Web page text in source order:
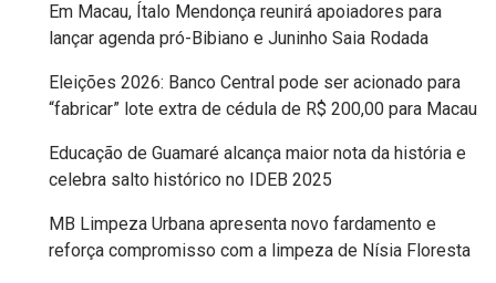
CARNAUBAIS
EMANCIPAÇÃO
DE
MACAU
EMANCIPAÇÃO
POLÍTICA
Em Macau, Ítalo Mendonça reunirá apoiadores para
lançar agenda pró-Bibiano e Juninho Saia Rodada
Eleições 2026: Banco Central pode ser acionado para
“fabricar” lote extra de cédula de R$ 200,00 para Macau
Educação de Guamaré alcança maior nota da história e
celebra salto histórico no IDEB 2025
MB Limpeza Urbana apresenta novo fardamento e
reforça compromisso com a limpeza de Nísia Floresta